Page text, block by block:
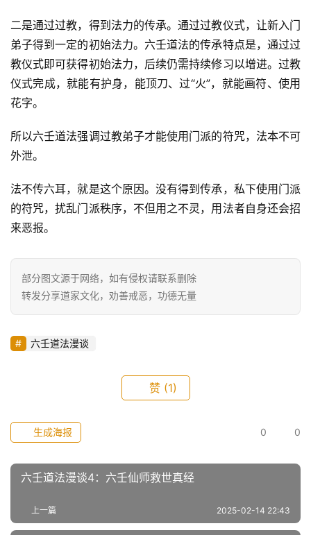
二是通过过教，得到法力的传承。通过过教仪式，让新入门
弟子得到一定的初始法力。六壬道法的传承特点是，通过过
教仪式即可获得初始法力，后续仍需持续修习以增进。过教
仪式完成，就能有护身，能顶刀、过“火”，就能画符、使用
花字。
所以六壬道法强调过教弟子才能使用门派的符咒，法本不可
外泄。
法不传六耳，就是这个原因。没有得到传承，私下使用门派
的符咒，扰乱门派秩序，不但用之不灵，用法者自身还会招
来恶报。
部分图文源于网络，如有侵权请联系删除
转发分享道家文化，劝善戒恶，功德无量
六壬道法漫谈
赞 (1)
0 0
生成海报
六壬道法漫谈4：六壬仙师救世真经
上一篇 2025-02-14 22:43